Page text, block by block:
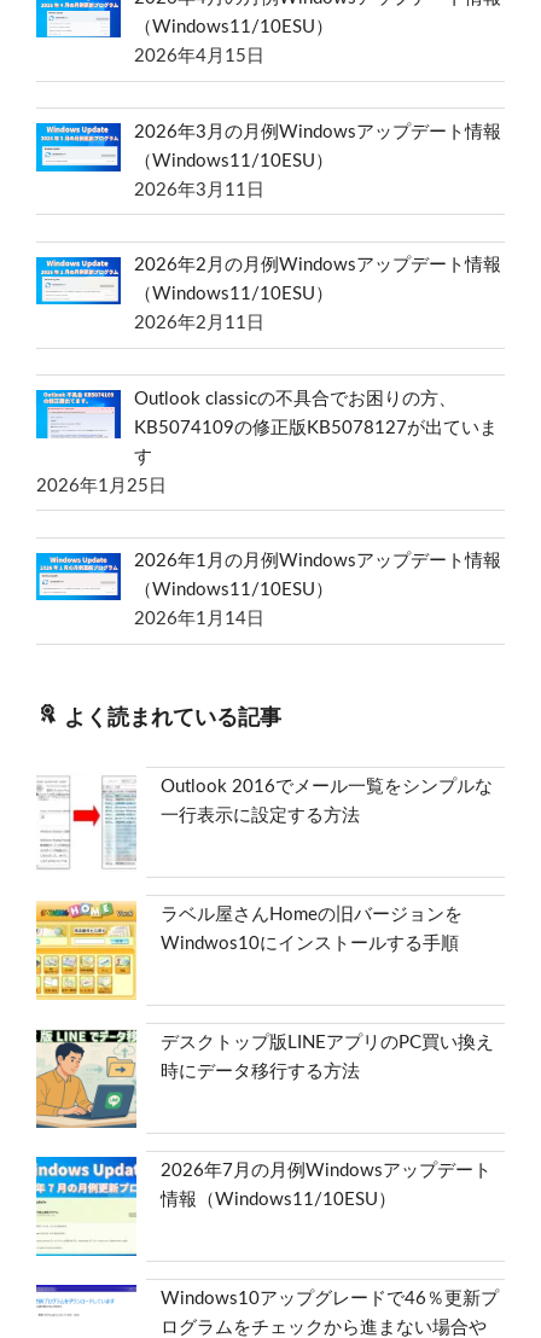
（Windows11/10ESU）
2026年4月15日
2026年3月の月例Windowsアップデート情報
（Windows11/10ESU）
2026年3月11日
2026年2月の月例Windowsアップデート情報
（Windows11/10ESU）
2026年2月11日
Outlook classicの不具合でお困りの方、
KB5074109の修正版KB5078127が出ていま
す
2026年1月25日
2026年1月の月例Windowsアップデート情報
（Windows11/10ESU）
2026年1月14日
よく読まれている記事
Outlook 2016でメール一覧をシンプルな
一行表示に設定する方法
ラベル屋さんHomeの旧バージョンを
Windwos10にインストールする手順
デスクトップ版LINEアプリのPC買い換え
時にデータ移行する方法
2026年7月の月例Windowsアップデート
情報（Windows11/10ESU）
Windows10アップグレードで46％更新プ
ログラムをチェックから進まない場合や